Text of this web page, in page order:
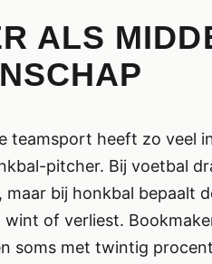
ALS
teamsport heeft zo veel
pitcher. Bij voetbal
maar bij honkbal bepaalt
of verliest.
soms met twintig